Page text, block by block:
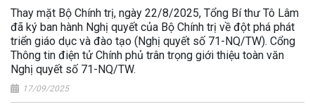
Thay mặt Bộ Chính trị, ngày 22/8/2025, Tổng Bí thư Tô Lâm
đã ký ban hành Nghị quyết của Bộ Chính trị về đột phá phát
triển giáo dục và đào tạo (Nghị quyết số 71-NQ/TW). Cổng
Thông tin điện tử Chính phủ trân trọng giới thiệu toàn văn
Nghị quyết số 71-NQ/TW.
17/09/2025